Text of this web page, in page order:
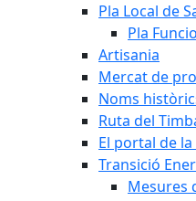
Pla Local de
Pla
Artisania
Mercat de
Noms
Ruta del
El portal de
Transició
Mesures